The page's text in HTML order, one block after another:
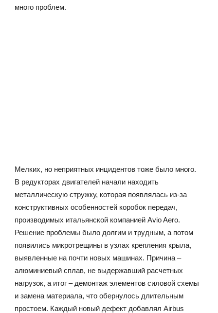
много проблем.
Мелких, но неприятных инцидентов тоже было много.
В редукторах двигателей начали находить
металлическую стружку, которая появлялась из-за
конструктивных особенностей коробок передач,
производимых итальянской компанией Avio Aero.
Решение проблемы было долгим и трудным, а потом
появились микротрещины в узлах крепления крыла,
выявленные на почти новых машинах. Причина –
алюминиевый сплав, не выдержавший расчетных
нагрузок, а итог – демонтаж элементов силовой схемы
и замена материала, что обернулось длительным
простоем. Каждый новый дефект добавлял Airbus